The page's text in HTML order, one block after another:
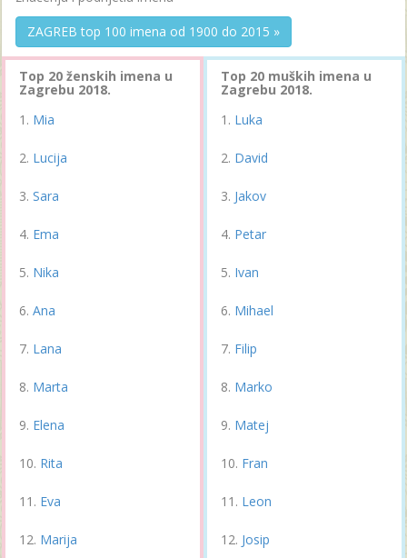
ZAGREB top 100 imena od 1900 do 2015 »
Top 20 ženskih imena u
Zagrebu 2018.
Mia
Lucija
Sara
Ema
Nika
Ana
Lana
Marta
Elena
Rita
Eva
Marija
Top 20 muških imena u
Zagrebu 2018.
Luka
David
Jakov
Petar
Ivan
Mihael
Filip
Marko
Matej
Fran
Leon
Josip